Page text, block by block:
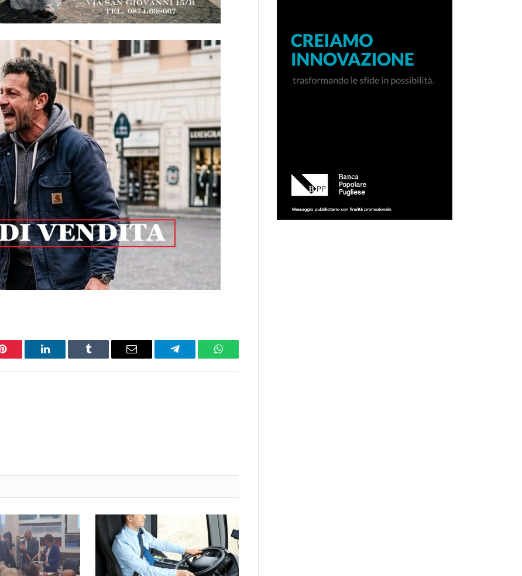
Pinterest LinkedIn Tumblr Email Telegram WhatsApp